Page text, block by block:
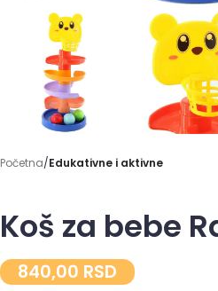
Početna Edukativne i aktivne
Koš za bebe
840,00 RSD